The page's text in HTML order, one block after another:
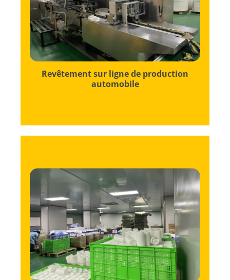
Revêtement sur ligne de production
automobile
La ligne de production de revêtement sur
automobile témoigne de notre engagement
à garantir que chaque feuille de séchage
soit imprégnée de la quantité parfaite de
nos solutions signature.
Cette salle est une ruche d'activités, mêlant
harmonieusement automatisation et
surveillance manuelle pour garantir que
chaque produit est emballé à la perfection.